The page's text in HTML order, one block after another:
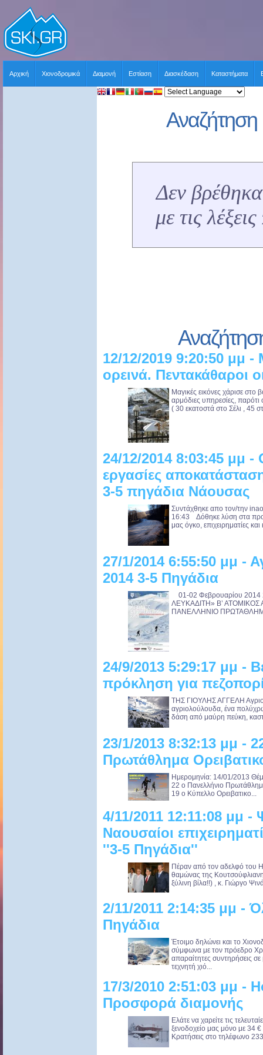
Αρχική Χιονοδρομικά Διαμονή Εστίαση Διασκέδαση Καταστήματα
Αναζήτηση
Δεν
με τις
12/12/2019 9:20:50 μμ -
ορεινά. Πεντακάθαροι
Μαγικές εικόνες χάρισε στο
αρμόδιες υπηρεσίες,
( 30 εκατοστά στο Σέλι , 45
24/12/2014 8:03:45 μμ
εργασίες
3-5 πηγάδια Νάουσας
Συντάχθηκε απο τον/την
16:43 Δόθηκε λύση στα
μας όγκο, επιχειρηματίες
27/1/2014 6:55:50 μμ -
2014 3-5 Πηγάδια
01-02 Φεβρουαρίου
ΛΕΥΚΑΔΙΤΗ» Β’
ΠΑΝΕΛΛΗΝΙΟ
24/9/2013 5:29:17 μμ -
πρόκληση για
ΤΗΣ ΓΙΟΥΛΗΣ ΑΓΓΕΛΗ
αγριολούλουδα, ένα
δάση από μαύρη πεύκη,
23/1/2013 8:32:13 μμ -
Πρωτάθλημα
Ημερομηνία: 14/01/2013
22 ο Πανελλήνιο
19 ο Κύπελλο Ορειβατικο...
4/11/2011 12:11:08 μμ -
Ναουσαίοι
''3-5 Πηγάδια''
Πέραν από τον αδελφό του
θαμώνας της
ξύλινη βίλα!!) , κ. Γιώργο
2/11/2011 2:14:35 μμ -
Πηγάδια
Έτοιμο δηλώνει και το
σύμφωνα με τον πρόεδρο
απαραίτητες συντηρήσεις
τεχνητή χιό...
17/3/2010 2:51:03 μμ -
Προσφορά διαμονής
Ελάτε να χαρείτε τις
ξενοδοχείο μας μόνο με 34
Κρατήσεις στο τηλέφωνο